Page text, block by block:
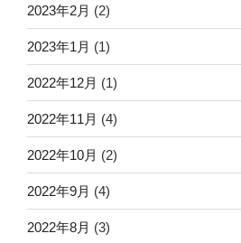
2023年2月 (2)
2023年1月 (1)
2022年12月 (1)
2022年11月 (4)
2022年10月 (2)
2022年9月 (4)
2022年8月 (3)